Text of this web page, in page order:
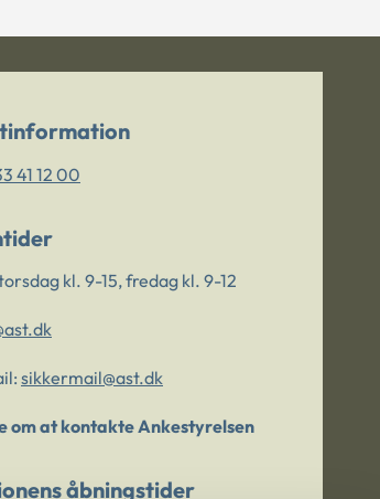
41 12 00
kl. 9-15, fredag kl. 9-12
sikkermail@ast.dk
om at kontakte Ankestyrelsen
åbningstider